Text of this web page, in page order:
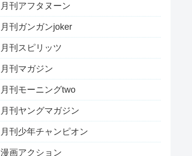
月刊アフタヌーン
月刊ガンガンjoker
月刊スピリッツ
月刊マガジン
月刊モーニングtwo
月刊ヤングマガジン
月刊少年チャンピオン
漫画アクション